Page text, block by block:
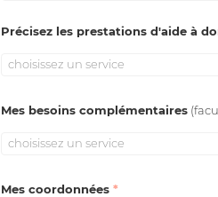
Précisez les prestations d'aide à
choisissez un service
Mes besoins complémentaires
choisissez un service
Mes coordonnées